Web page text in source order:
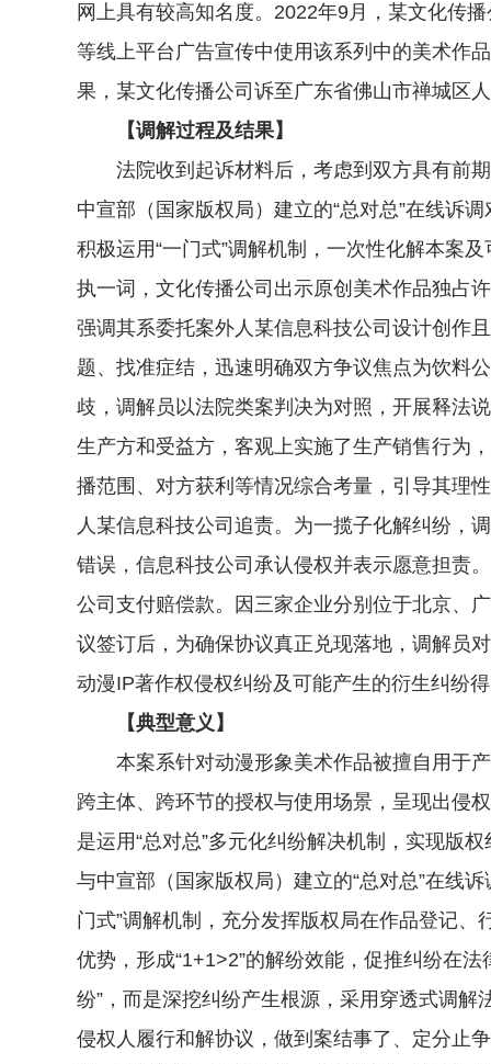
网上具有较高知名度。2022年9月，某文化传
等线上平台广告宣传中使用该系列中的美术作
果，某文化传播公司诉至广东省佛山市禅城区
【调解过程及结果】
法院收到起诉材料后，考虑到双方具有前期
中宣部（国家版权局）建立的“总对总”在线诉
积极运用“一门式”调解机制，一次性化解本案
执一词，文化传播公司出示原创美术作品独占
强调其系委托案外人某信息科技公司设计创作
题、找准症结，迅速明确双方争议焦点为饮料
歧，调解员以法院类案判决为对照，开展释法
生产方和受益方，客观上实施了生产销售行为
播范围、对方获利等情况综合考量，引导其理
人某信息科技公司追责。为一揽子化解纠纷，
错误，信息科技公司承认侵权并表示愿意担责
公司支付赔偿款。因三家企业分别位于北京、
议签订后，为确保协议真正兑现落地，调解员
动漫IP著作权侵权纠纷及可能产生的衍生纠纷
【典型意义】
本案系针对动漫形象美术作品被擅自用于产
跨主体、跨环节的授权与使用场景，呈现出侵
是运用“总对总”多元化纠纷解决机制，实现版
与中宣部（国家版权局）建立的“总对总”在线
门式”调解机制，充分发挥版权局在作品登记
优势，形成“1+1>2”的解纷效能，促推纠纷在
纷”，而是深挖纠纷产生根源，采用穿透式调
侵权人履行和解协议，做到案结事了、定分止